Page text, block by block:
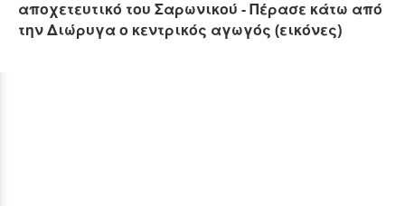
αποχετευτικό του Σαρωνικού - Πέρασε κάτω από
την Διώρυγα ο κεντρικός αγωγός (εικόνες)